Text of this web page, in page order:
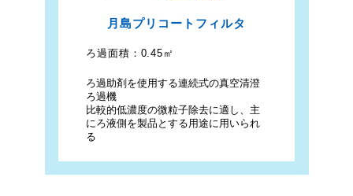
月島プリコートフィルタ
ろ過面積： 0.45㎡
ろ過助剤を使用する連続式の真空清澄
ろ過機
比較的低濃度の微粒子除去に適し、主
にろ液側を製品とする用途に用いられ
る